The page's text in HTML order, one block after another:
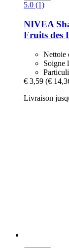
5.0 (1)
NIVEA
Fruits des
Nettoie
Soigne
€ 3,59 (€
Livraison